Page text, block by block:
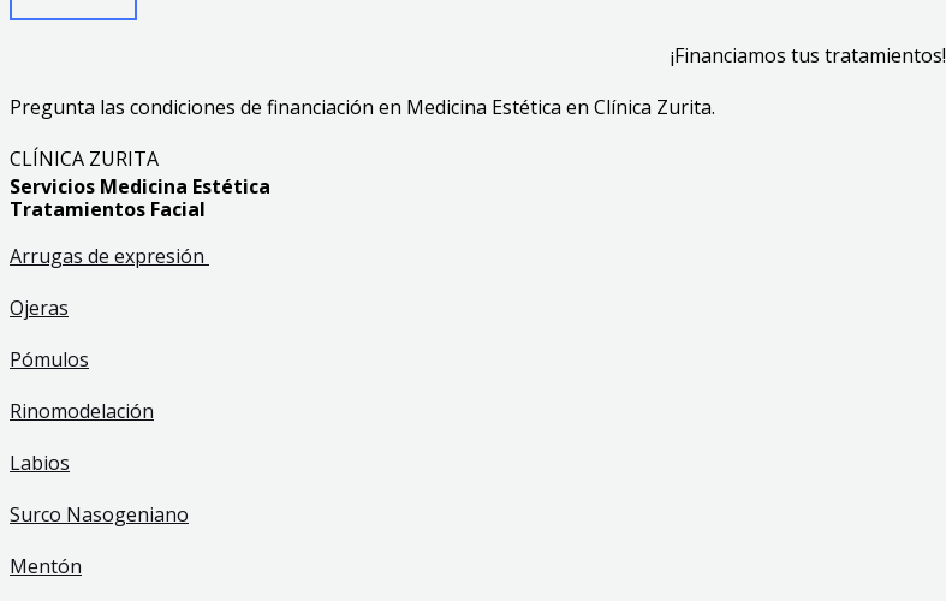
¡Financiamos tus tratamientos!
Pregunta las condiciones de financiación en Medicina Estética en Clínica Zurita.
CLÍNICA ZURITA
Servicios Medicina Estética
Tratamientos Facial
Arrugas de expresión
Ojeras
Pómulos
Rinomodelación
Labios
Surco Nasogeniano
Mentón